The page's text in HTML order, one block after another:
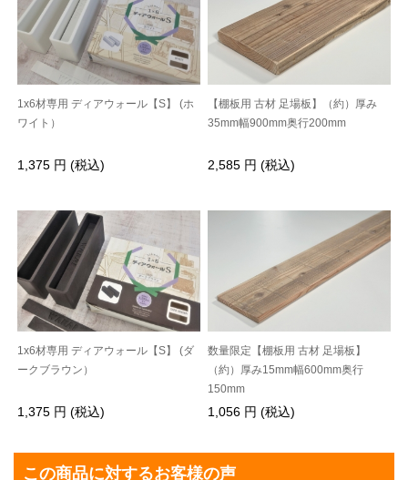
1x6材専用 ディアウォール【S】 (ホ
ワイト）
1,375 円 (税込)
【棚板用 古材 足場板】（約）厚み
35mm幅900mm奥行200mm
2,585 円 (税込)
1x6材専用 ディアウォール【S】 (ダ
ークブラウン）
1,375 円 (税込)
数量限定【棚板用 古材 足場板】
（約）厚み15mm幅600mm奥行
150mm
1,056 円 (税込)
この商品に対するお客様の声